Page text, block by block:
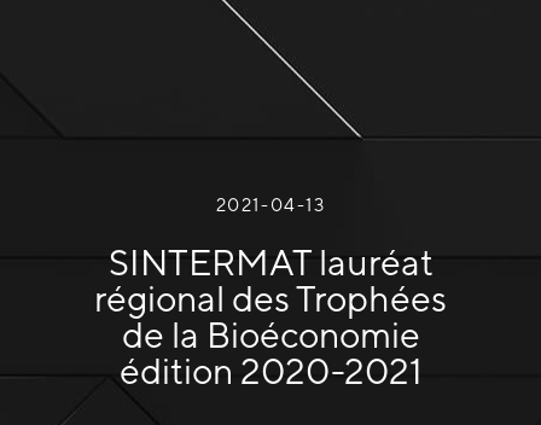
2021-04-13
SINTERMAT lauréat
régional des Trophées
de la Bioéconomie
édition 2020-2021